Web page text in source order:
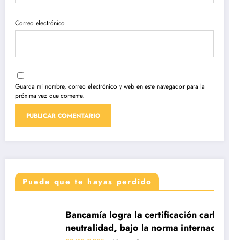
Correo electrónico
Guarda mi nombre, correo electrónico y web en este navegador para la
próxima vez que comente.
Puede que te hayas perdido
Bancamía logra la certificación carbono
neutralidad, bajo la norma internacional ISO